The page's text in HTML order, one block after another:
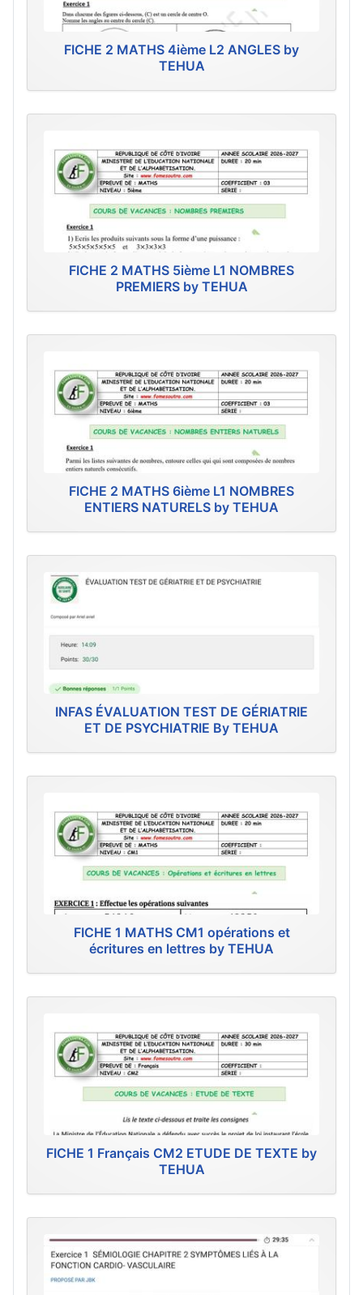
FICHE 2 MATHS 4ième L2 ANGLES by
TEHUA
FICHE 2 MATHS 5ième L1 NOMBRES
PREMIERS by TEHUA
FICHE 2 MATHS 6ième L1 NOMBRES
ENTIERS NATURELS by TEHUA
INFAS ÉVALUATION TEST DE GÉRIATRIE
ET DE PSYCHIATRIE By TEHUA
FICHE 1 MATHS CM1 opérations et
écritures en lettres by TEHUA
FICHE 1 Français CM2 ETUDE DE TEXTE by
TEHUA